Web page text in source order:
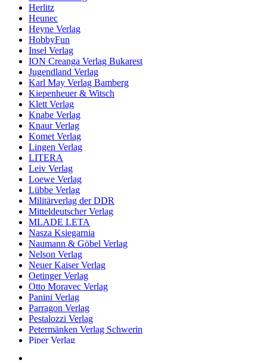
Herlitz
Heunec
Heyne Verlag
HobbyFun
Insel Verlag
ION Creanga Verlag Bukarest
Jugendland Verlag
Karl May Verlag Bamberg
Kiepenheuer & Witsch
Klett Verlag
Knabe Verlag
Knaur Verlag
Komet Verlag
Lingen Verlag
LITERA
Leiv Verlag
Loewe Verlag
Lübbe Verlag
Militärverlag der DDR
Mitteldeutscher Verlag
MLADE LETA
Nasza Ksiegarnia
Naumann & Göbel Verlag
Nelson Verlag
Neuer Kaiser Verlag
Oetinger Verlag
Otto Moravec Verlag
Panini Verlag
Parragon Verlag
Pestalozzi Verlag
Petermänken Verlag Schwerin
Piper Verlag